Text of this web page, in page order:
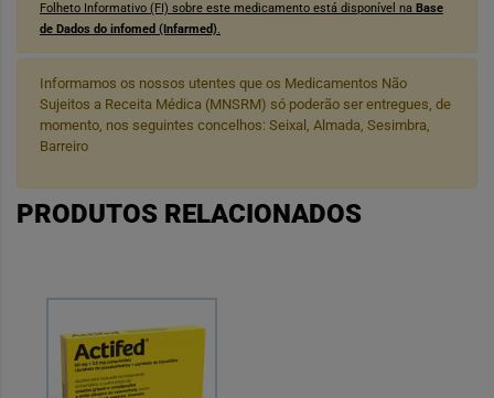
Folheto Informativo (FI) sobre este medicamento está disponível na Base
de Dados do infomed (Infarmed)
Informamos os nossos utentes que os Medicamentos Não
Sujeitos a Receita Médica (MNSRM) só poderão ser entregues, de
momento, nos seguintes concelhos: Seixal, Almada, Sesimbra,
Barreiro
PRODUTOS RELACIONADOS